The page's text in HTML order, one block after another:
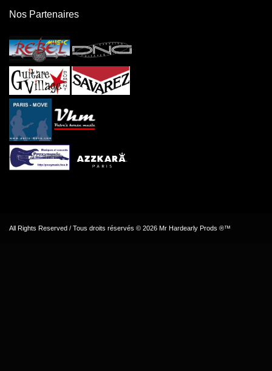
Nos Partenaires
All Rights Reserved / Tous droits réservés © 2026 Mr Hardearly Prods ®™